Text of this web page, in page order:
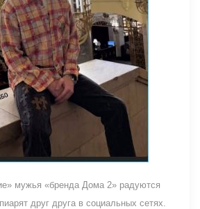
мужья «бренда Дома 2» радуются
друг друга в социальных сетях.